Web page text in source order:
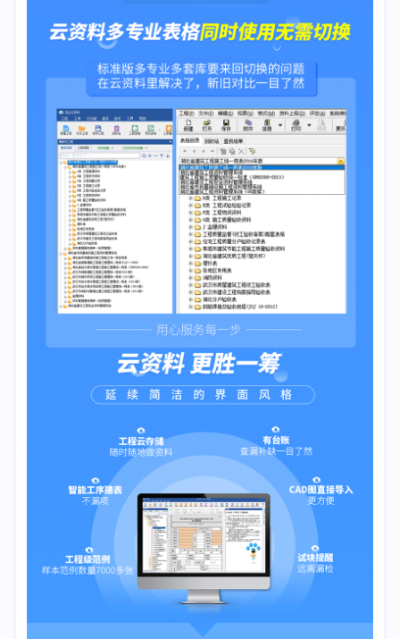
3.《城市桥梁工程施工与质量验收规范》CJJ2-2008
4.《给水排水管道工程施工及验收规范》GB50268-2008
5.《给水排水构筑物工程施工及质量验收规范》GB50141-
6.《城市道路照明工程施工及验收规程》CJJ89-2012
7.《城镇燃气室内工程施工与质量验收规范》CJJ94-2009
8.《城镇供热管网工程施工及验收规范》CJJ28-2014
9.《城镇污水处理厂工程质量验收规范》GB50334-2017
10.《市政基础设施工程施工技术文件管理规定》(城建
[2002]221号)
11.《武汉市海绵城市建设施工及验收规定》(2019年)
12.《城镇燃气输配工程施工及验收标准》GB/T51455-2023
13.《塑料排水检查井应用技术规程》CJJ/T209-2013
14.湖北省城镇燃气管道工程文件归集指引（试行）
1.《园林绿化工程施工及验收规范》DB11/T212-2009
2.《园林绿化工程施工及验收规范》CJJ82-2012
3.《园林绿化工程资料管理标准》T/CECS1088-2022
《海绵城市基础设施施工与质量验收标准》T/CCIAT0014-
《人民防空工程质量验收与评价标准》RFJ01-2015
加固部分
《建筑结构加固工程施工质量验收记录》GB50550-2010
四、典型用户：